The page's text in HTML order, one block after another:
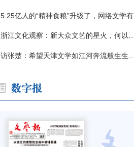
5.25亿人的“精神食粮”升级了，网络文学有了哪些新变化？
浙江文化观察：新大众文艺的星火，何以燎原？
访张楚：希望天津文学如江河奔流般生生不息